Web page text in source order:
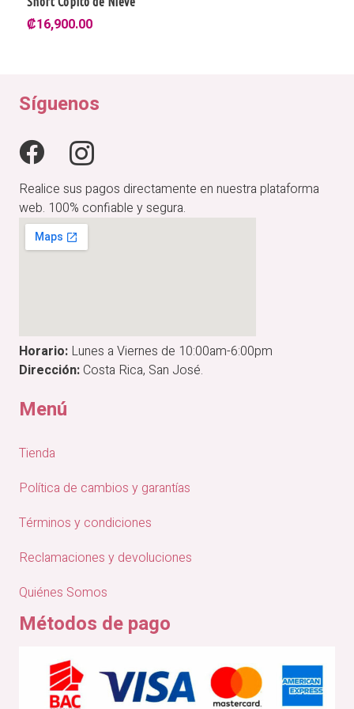
₡16,900.00
Síguenos
Realice sus pagos directamente en nuestra plataforma
web. 100% confiable y segura.
Horario: Lunes a Viernes de 10:00am-6:00pm
Dirección:Costa Rica, San José.
Menú
Tienda
Política de cambios y garantías
Términos y condiciones
Reclamaciones y devoluciones
Quiénes Somos
Métodos de pago